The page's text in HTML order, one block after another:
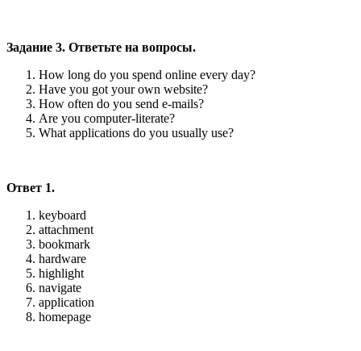
Задание 3. Ответьте на вопросы.
How long do you spend online every day?
Have you got your own website?
How often do you send e-mails?
Are you computer-literate?
What applications do you usually use?
Ответ 1.
keyboard
attachment
bookmark
hardware
highlight
navigate
application
homepage